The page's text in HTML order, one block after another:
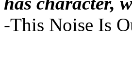
-This Noise Is